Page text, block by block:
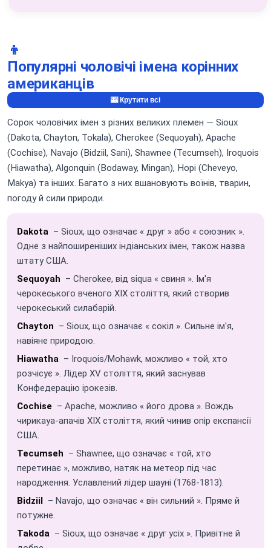
👦
Популярні чоловічі імена корінних
американців
🎰 Крутити всі
Сорок чоловічих імен з різних великих племен — Sioux
(Dakota, Chayton, Tokala), Cherokee (Sequoyah), Apache
(Cochise), Navajo (Bidziil, Sani), Shawnee (Tecumseh), Iroquois
(Hiawatha), Algonquin (Bodaway, Mingan), Hopi (Cheveyo,
Makya) та інших. Багато з них вшановують воїнів, тварин,
погоду й сили природи.
Dakota – Sioux, що означає « друг » або « союзник ».
Одне з найпоширеніших індіанських імен, також назва
штату США.
Sequoyah – Cherokee, від siqua « свиня ». Ім'я
черокеського вченого XIX століття, який створив
черокеський силабарій.
Chayton – Sioux, що означає « сокіл ». Сильне ім'я,
навіяне природою.
Hiawatha – Iroquois/Mohawk, можливо « той, хто
розчісує ». Лідер XV століття, який заснував
Конфедерацію ірокезів.
Cochise – Apache, можливо « його дрова ». Вождь
чирикауа-апачів XIX століття, який чинив опір експансії
США.
Tecumseh – Shawnee, що означає « той, хто
перетинає », можливо, натяк на метеор під час
народження. Уславлений лідер шауні (1768-1813).
Bidziil – Navajo, що означає « він сильний ». Пряме й
потужне.
Takoda – Sioux, що означає « друг усіх ». Привітне й